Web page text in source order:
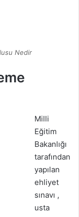
Nedir
Milli
Eğitim
Bakanlığı
tarafından
yapılan
ehliyet
sınavı ,
usta